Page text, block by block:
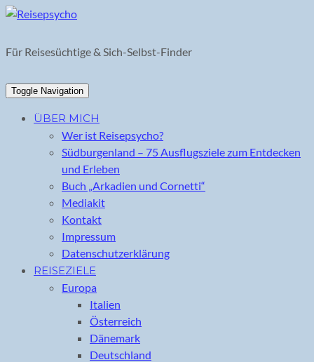
Skip
content
Für Reisesüchtige & Sich-Selbst-Finder
Toggle Navigation
ÜBER MICH
Wer ist Reisepsycho?
Südburgenland – 75 Ausflugsziele zum Entdecken
und Erleben
Buch „Arkadien und Cornetti“
Mediakit
Kontakt
Impressum
Datenschutzerklärung
REISEZIELE
Europa
Italien
Österreich
Dänemark
Deutschland